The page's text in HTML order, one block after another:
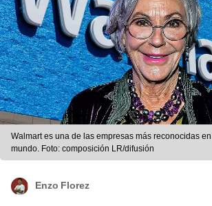
Walmart es una de las empresas más reconocidas
mundo. Foto: composición LR/difusión
Enzo Florez